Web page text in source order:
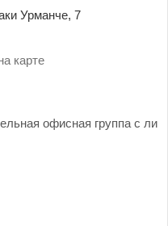
Урманче, 7
карте
офисная группа с ли